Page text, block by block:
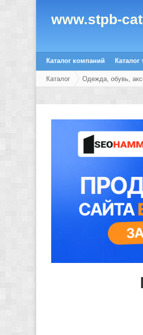
www.stpb-
Каталог компаний Каталог
Каталог Одежда, обувь,